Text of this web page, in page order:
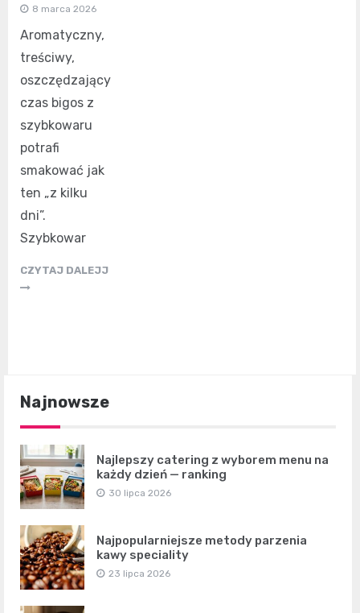
8 marca 2026
Aromatyczny,
treściwy,
oszczędzający
czas bigos z
szybkowaru
potrafi
smakować jak
ten „z kilku
dni”.
Szybkowar
CZYTAJ DALEJJ
Najnowsze
Najlepszy catering z wyborem menu na
każdy dzień — ranking
30 lipca 2026
Najpopularniejsze metody parzenia
kawy speciality
23 lipca 2026